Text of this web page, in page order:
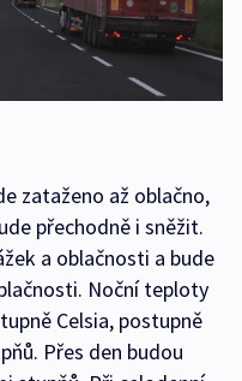
zataženo až oblačno,
přechodně i sněžit.
a oblačnosti a bude
Noční teploty
Celsia, postupně
Přes den budou